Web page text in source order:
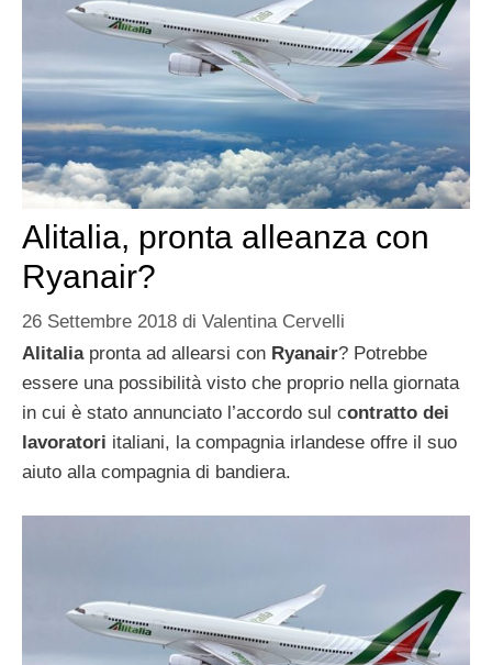
Alitalia, pronta alleanza con
Ryanair?
26 Settembre 2018 di Valentina Cervelli
Alitaliapronta ad allearsi con Ryanair? Potrebbe
essere una possibilità visto che proprio nella giornata
in cui è stato annunciato l’accordo sul contratto dei
lavoratori italiani, la compagnia irlandese offre il suo
aiuto alla compagnia di bandiera.